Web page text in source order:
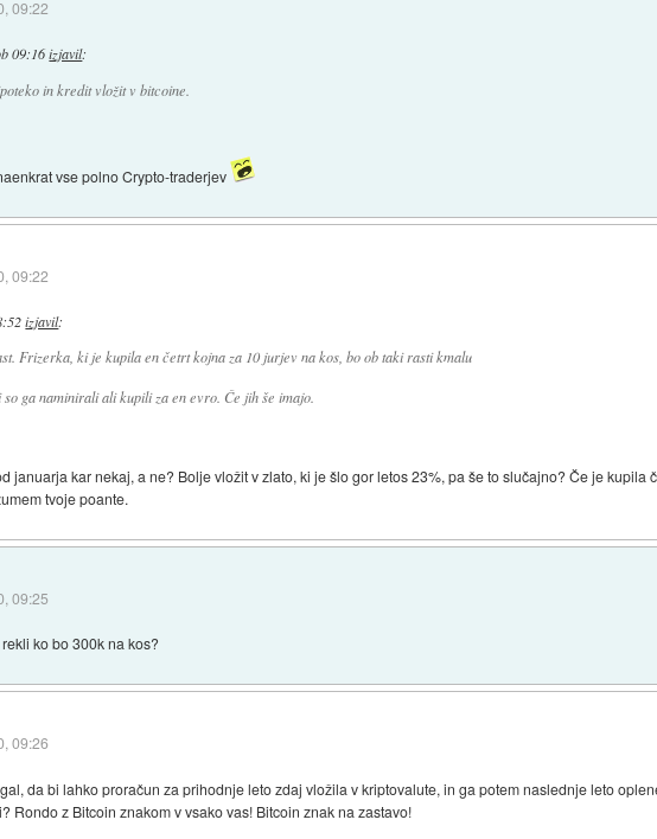
09:22
09:16 izjavil:
in kredit vložit v bitcoine.
vse polno Crypto-traderjev
09:22
izjavil:
Frizerka, ki je kupila en četrt kojna za 10 jurjev na kos, bo ob taki rasti kmalu
ga naminirali ali kupili za en evro. Če jih še imajo.
januarja kar nekaj, a ne? Bolje vložit v zlato, ki je šlo gor letos 23%, pa še to slučajno? Če je kupila
tvoje poante.
09:25
ko bo 300k na kos?
09:26
da bi lahko proračun za prihodnje leto zdaj vložila v kriptovalute, in ga potem naslednje leto
Rondo z Bitcoin znakom v vsako vas! Bitcoin znak na zastavo!